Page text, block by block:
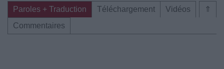
⇑
Paroles + Traduction Téléchargement
Vidéos
Commentaires